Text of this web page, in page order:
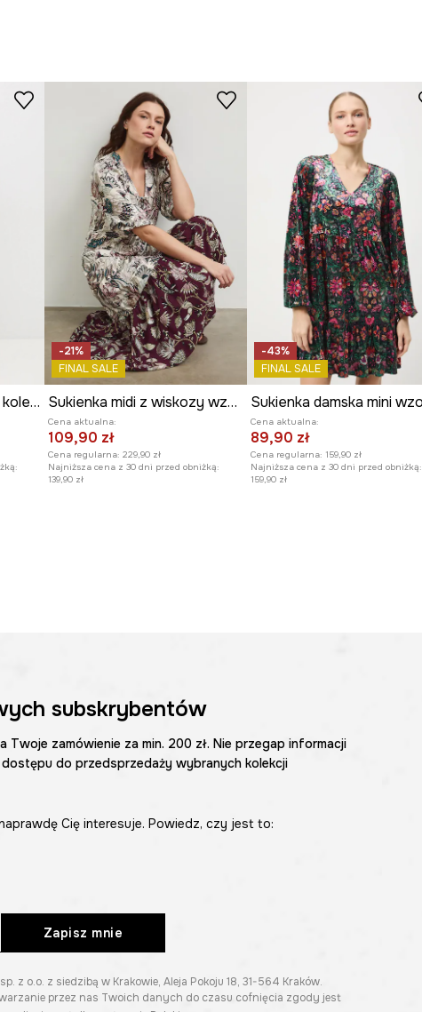
produktu.
Sukienka damska midi z kolekcji Eviva L'arte
-21%
FINAL SALE
Sukienka midi z wiskozy wzorzysta
Cena aktualna:
109,90 zł
Cena regularna: 229,90 zł
Najniższa cena z 30 dni przed obniżką:
139,90 zł
-43%
FINAL SALE
Cena aktualna:
89,90 zł
Cena regularna: 159,90 zł
Najniższa cena z 30 dni przed obniżką:
159,90 zł
subskrybentów
zamówienie za min. 200 zł. Nie przegap informacji
do przedsprzedaży wybranych kolekcji
Cię interesuje. Powiedz, czy jest to:
Zapisz mnie
o.o. z siedzibą w Krakowie, Aleja Pokoju 18, 31-564 Kraków.
przez nas Twoich danych do czasu cofnięcia zgody jest